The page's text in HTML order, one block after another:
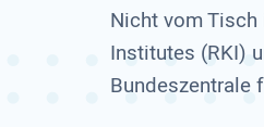
Nicht vom
Institutes (RKI)
Bundeszentrale